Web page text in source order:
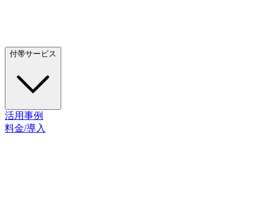
付帯サービス
活用事例
料金/導入